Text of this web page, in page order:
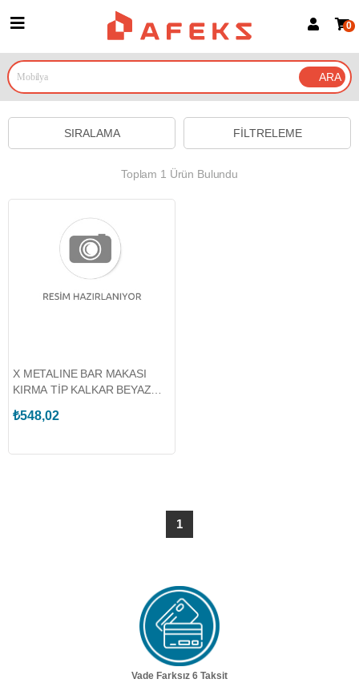
Google İle Bağlan
0
FILTRELEME
SIRALAMA
Toplam 1 Ürün Bulundu
X METALINE BAR MAKASI
KIRMA TİP KALKAR BEYAZ
₺548,02
1
Vade Farksız 6 Taksit